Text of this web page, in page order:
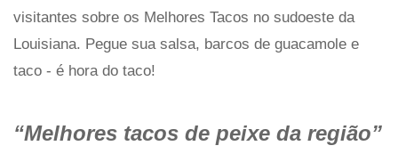
visitantes sobre os Melhores Tacos no sudoeste da
Louisiana. Pegue sua salsa, barcos de guacamole e
taco - é hora do taco!
“Melhores tacos de peixe da região”